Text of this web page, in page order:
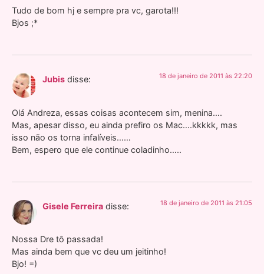
Tudo de bom hj e sempre pra vc, garota!!!
Bjos ;*
Jubis disse: 18 de janeiro de 2011 às 22:20
Olá Andreza, essas coisas acontecem sim, menina….
Mas, apesar disso, eu ainda prefiro os Mac….kkkkk, mas
isso não os torna infalíveis……
Bem, espero que ele continue coladinho…..
Gisele Ferreira disse: 18 de janeiro de 2011 às 21:05
Nossa Dre tô passada!
Mas ainda bem que vc deu um jeitinho!
Bjo! =)